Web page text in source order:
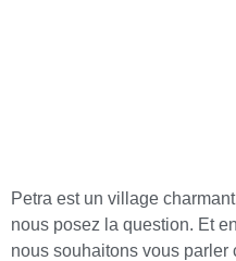
Petra est un village
nous posez la question. Et
nous souhaitons vous parler